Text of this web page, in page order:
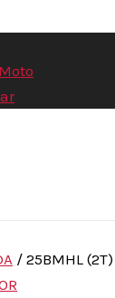
/ 25BMHL (2T)